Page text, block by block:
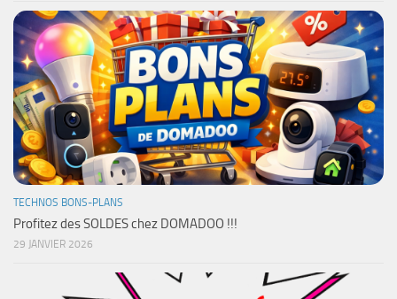
TECHNOS BONS-PLANS
Profitez des SOLDES chez DOMADOO !!!
29 JANVIER 2026